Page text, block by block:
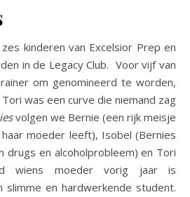
kinderen van Excelsior Prep en
in de Legacy Club. Voor vijf van
om genomineerd te worden,
was een curve die niemand zag
volgen we Bernie (een rijk meisje
moeder leeft), Isobel (Bernies
drugs en alcoholprobleem) en Tori
wiens moeder vorig jaar is
slimme en hardwerkende student.